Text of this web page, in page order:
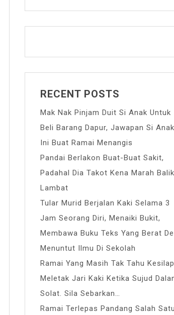
RECENT POSTS
Mak Nak Pinjam Duit Si Anak Untuk
Beli Barang Dapur, Jawapan Si Anak
Ini Buat Ramai Menangis
Pandai Berlakon Buat-Buat Sakit,
Padahal Dia Takot Kena Marah Balik
Lambat
Tular Murid Berjalan Kaki Selama 3
Jam Seorang Diri, Menaiki Bukit,
Membawa Buku Teks Yang Berat
Menuntut Ilmu Di Sekolah
Ramai Yang Masih Tak Tahu
Meletak Jari Kaki Ketika Sujud
Solat. Sila Sebarkan…
Ramai Terlepas Pandang Salah Satu